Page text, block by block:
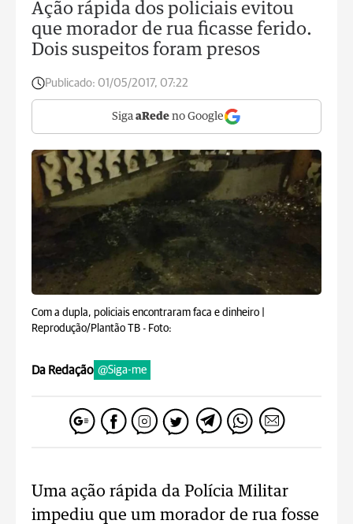
Ação rápida dos policiais evitou
que morador de rua ficasse ferido.
Dois suspeitos foram presos
Publicado: 01/05/2017, 07:22
Siga aRede no Google
Com a dupla, policiais encontraram faca e dinheiro |
Reprodução/Plantão TB - Foto:
Da Redação @Siga-me
Uma ação rápida da Polícia Militar
impediu que um morador de rua fosse